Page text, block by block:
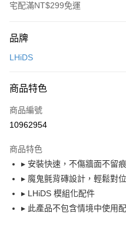
宅配滿NT$299免運
信用卡一次付款
Apple Pay
悠遊付
全盈+PAY
大哥付你分期
相關說明
【大哥付你分期使用說明】
1.本服務由台灣大哥大提供，台灣
ATM付款
品牌
LHiDS
商品特色
商品編號
10962954
商品特色
▸ 安裝快速，不傷牆面不留痕
▸ 魔鬼氈背磚設計，輕鬆對位
▸ LHiDS 模組化配件
▸ 此產品不包含情境中使用